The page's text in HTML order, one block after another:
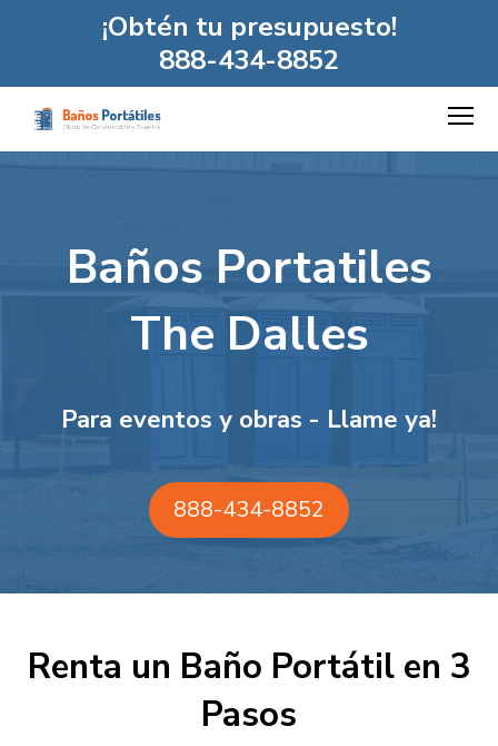
¡Obtén tu presupuesto!
888-434-8852
Baños Portatiles
The Dalles
Para eventos y obras - Llame ya!
888-434-8852
Renta un Baño Portátil en 3
Pasos